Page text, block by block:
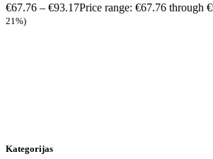
€67.76 – €93.17Price range: €67.76 through
21%)
Kategorijas